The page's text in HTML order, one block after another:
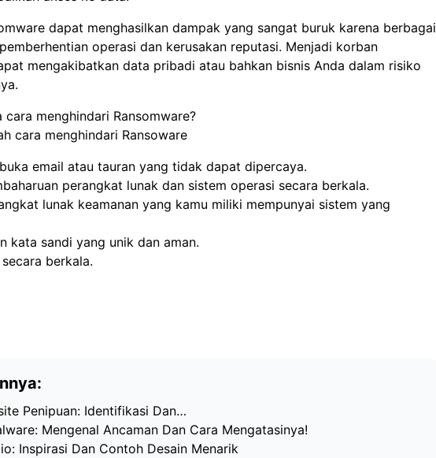
dapat menghasilkan dampak yang sangat buruk karena berbagai
operasi dan kerusakan reputasi. Menjadi korban
mengakibatkan data pribadi atau bahkan bisnis Anda dalam risiko
cara menghindari Ransomware?
cara menghindari Ransoware
email atau tauran yang tidak dapat dipercaya.
perangkat lunak dan sistem operasi secara berkala.
lunak keamanan yang kamu miliki mempunyai sistem yang
kata sandi yang unik dan aman.
berkala.
Penipuan: Identifikasi Dan…
Mengenal Ancaman Dan Cara Mengatasinya!
Inspirasi Dan Contoh Desain Menarik